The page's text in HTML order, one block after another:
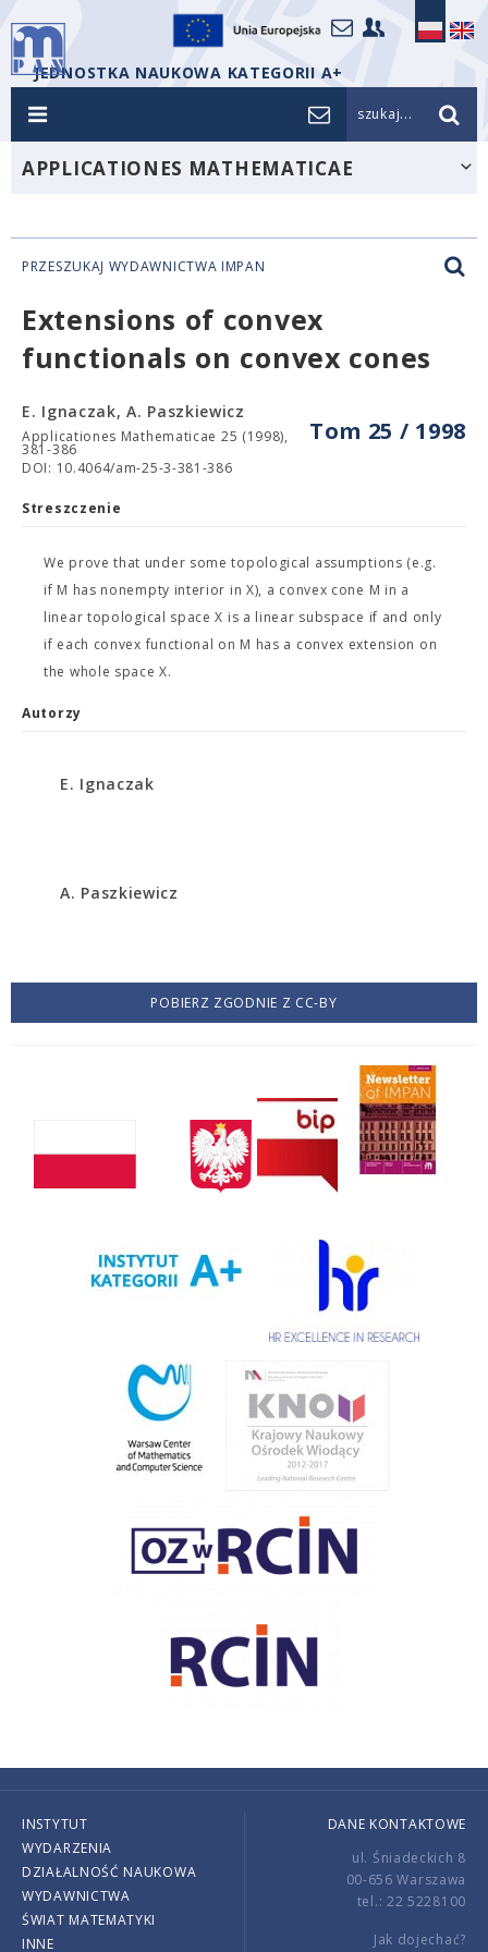
JEDNOSTKA NAUKOWA KATEGORII A+
szukaj...
APPLICATIONES MATHEMATICAE
PRZESZUKAJ WYDAWNICTWA IMPAN
Extensions of convex
functionals on convex cones
Tom 25 / 1998
E. Ignaczak, A. Paszkiewicz
Applicationes Mathematicae 25 (1998),
381-386
DOI: 10.4064/am-25-3-381-386
Streszczenie
We prove that under some topological assumptions (e.g.
if M has nonempty interior in X), a convex cone M in a
linear topological space X is a linear subspace if and only
if each convex functional on M has a convex extension on
the whole space X.
Autorzy
E. Ignaczak
A. Paszkiewicz
POBIERZ ZGODNIE Z CC-BY
INSTYTUT
WYDARZENIA
DZIAŁALNOŚĆ NAUKOWA
WYDAWNICTWA
ŚWIAT MATEMATYKI
INNE
DANE KONTAKTOWE
ul. Śniadeckich 8
00-656 Warszawa
tel.: 22 5228100
Jak dojechać?